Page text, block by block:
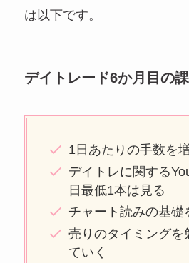
は以下です。
デイトレード6か月目の
1日あたりの手数を
デイトレに関する
日最低1本は見る
チャート読みの基礎
売りのタイミングを
ていく